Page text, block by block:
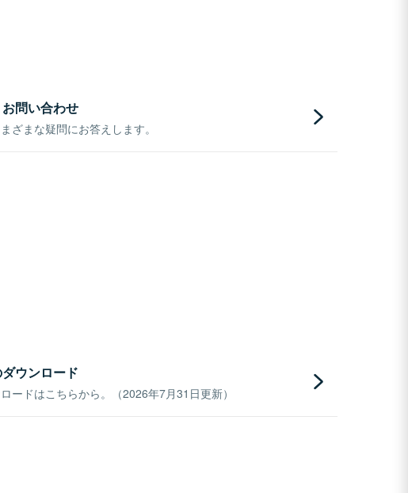
問い合わせ
ざまな疑問にお答えします。
ウンロード
ードはこちらから。（2026年7月31日更新）